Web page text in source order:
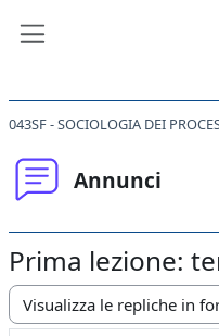
Annunci
Prima lezione:
Modalità visualizzazione